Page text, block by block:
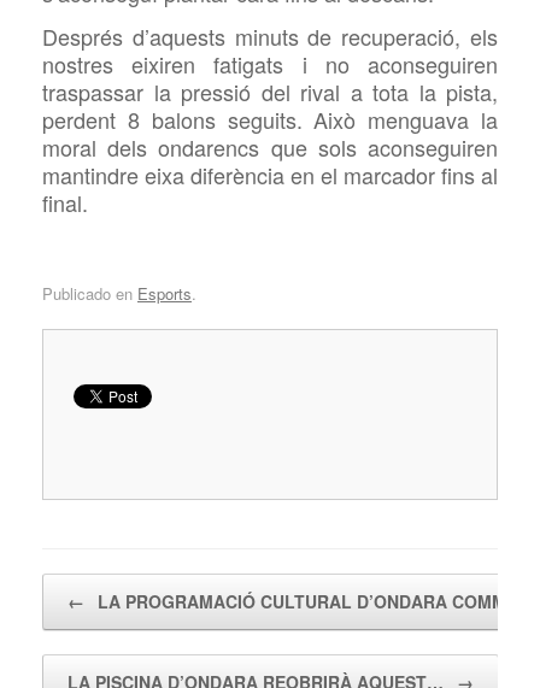
Després d’aquests minuts de recuperació, els
nostres eixiren fatigats i no aconseguiren
traspassar la pressió del rival a tota la pista,
perdent 8 balons seguits. Això menguava la
moral dels ondarencs que sols aconseguiren
mantindre eixa diferència en el marcador fins al
final.
Publicado en Esports.
← LA PROGRAMACIÓ CULTURAL D’ONDARA
LA PISCINA D’ONDARA REOBRIRÀ AQUEST… →